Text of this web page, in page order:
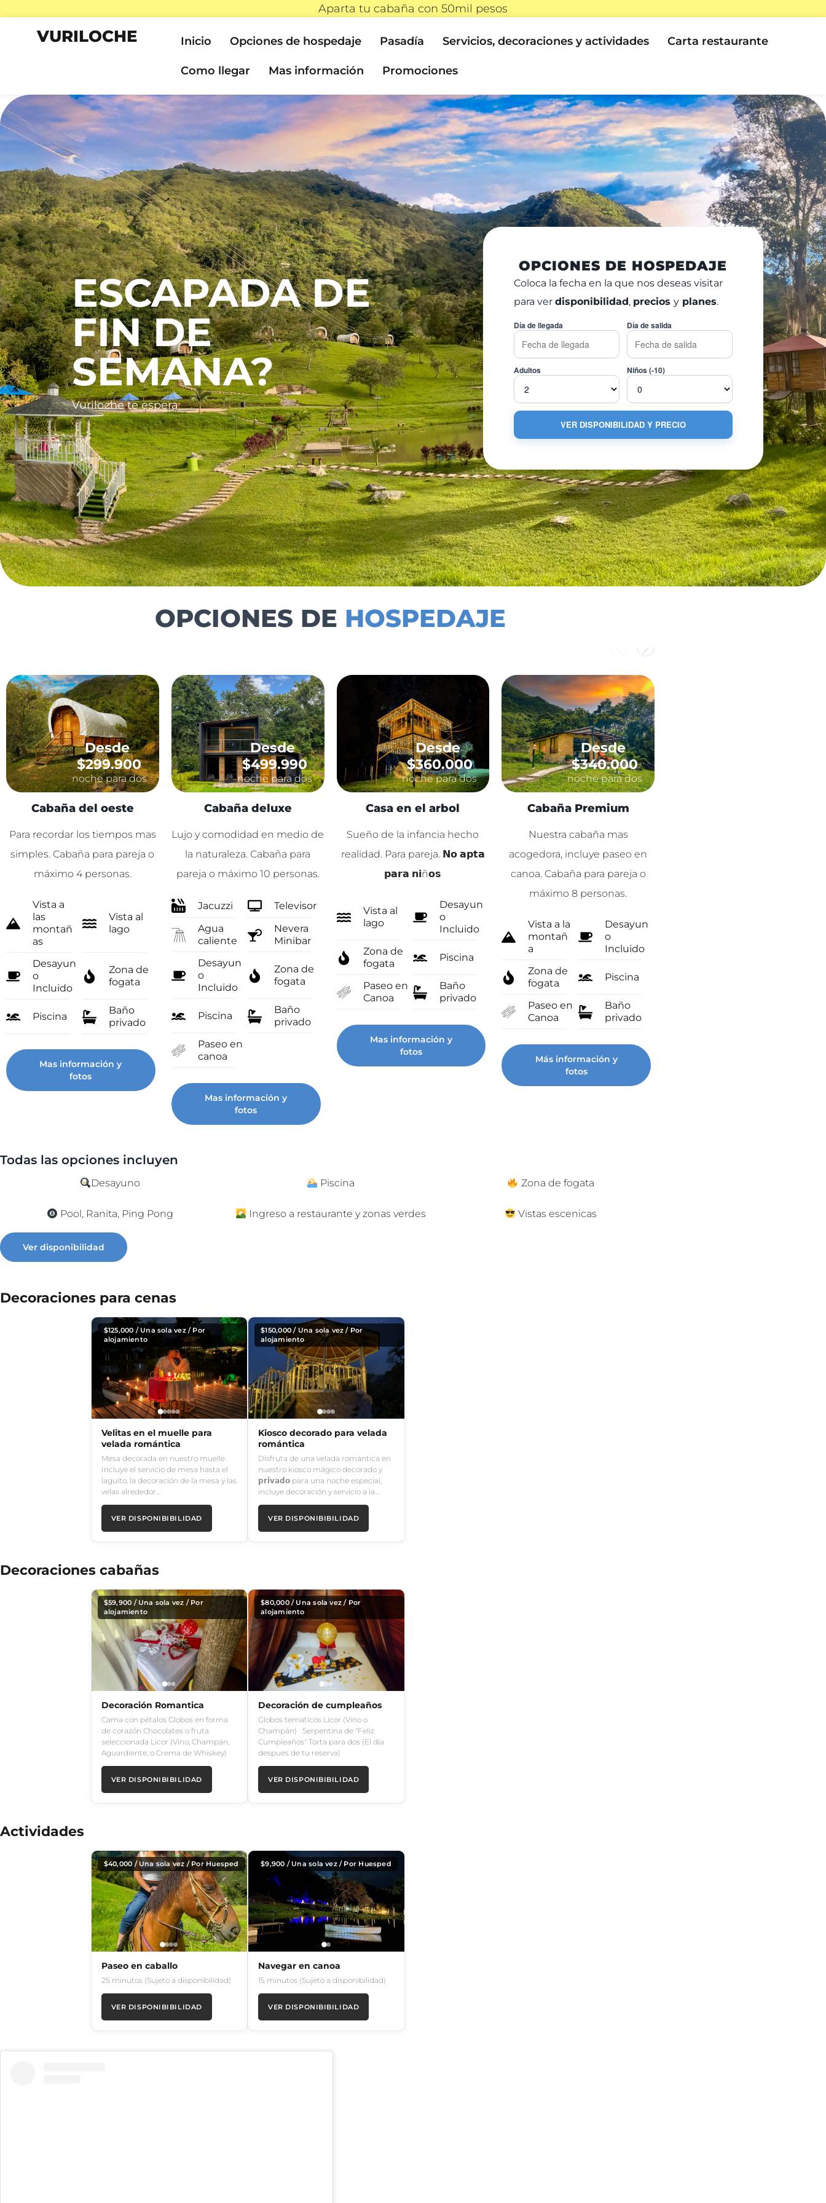
Aparta tu cabaña con 50mil pesos
VURILOCHE Inicio Opciones de hospedaje Pasadía Servicios, decoraciones y actividades Carta restaurante
Como llegar Mas información Promociones
ESCAPADA DE
FIN DE
SEMANA?
Vuriloche te espera
OPCIONES DE HOSPEDAJE
Coloca la fecha en la que nos deseas visitar
para ver disponibilidad, precios yplanes.
Día de llegada Día de salida
Adultos Niños (-10)
OPCIONES DE HOSPEDAJE
Desde
$299.900
noche para dos
Cabaña del oeste
Para recordar los tiempos mas
simples. Cabaña para pareja o
máximo 4 personas.
Vista a
las
montañ
as
Vista al
lago
Desayun
o
Incluido
Zona de
fogata
Piscina
Baño
privado
Mas información y
fotos
Desde
$499.990
noche para dos
Cabaña deluxe
Lujo y comodidad en medio de
la naturaleza. Cabaña para
pareja o máximo 10 personas.
Jacuzzi
Televisor
Agua
caliente
Nevera
Minibar
Desayun
o
Incluido
Zona de
fogata
Piscina
Baño
privado
Paseo en
canoa
Mas información y
fotos
Desde
$360.000
noche para dos
Casa en el arbol
Sueño de la infancia hecho
realidad. Para pareja. 𝗡𝗼 𝗮𝗽𝘁𝗮
𝗽𝗮𝗿𝗮 𝗻𝗶ñ𝗼𝘀
Vista al
lago
Desayun
o
Incluido
Zona de
fogata
Piscina
Paseo en
Canoa
Baño
privado
Mas información y
fotos
Desde
$340.000
noche para dos
Cabaña Premium
Nuestra cabaña mas
acogedora, incluye paseo en
canoa. Cabaña para pareja o
máximo 8 personas.
Vista a la
montañ
a
Desayun
o
Incluido
Zona de
fogata
Piscina
Paseo en
Canoa
Baño
privado
Más información y
fotos
Todas las opciones incluyen
Desayuno Piscina Zona de fogata
Pool, Ranita, Ping Pong Ingreso a restaurante y zonas verdes Vistas escenicas
Ver disponibilidad
Decoraciones para cenas
$125,000 / Una sola vez / Por
alojamiento
Velitas en el muelle para
velada romántica
Mesa decorada en nuestro muelle.
Incluye el servicio de mesa hasta el
laguito, la decoración de la mesa y las
velas alrededor…
VER DISPONIBIBILIDAD
$150,000/ Una sola vez / Por
alojamiento
Kiosco decorado para velada
romántica
Disfruta de una velada romántica en
nuestro kiosco mágico decorado y
𝗽𝗿𝗶𝘃𝗮𝗱𝗼 para una noche especial,
incluye decoración y servicio a la…
VER DISPONIBIBILIDAD
Decoraciones cabañas
$59,900 / Una sola vez / Por
alojamiento
Decoración Romantica
Cama con pétalos Globos en forma
de corazón Chocolates o fruta
seleccionada Licor (Vino, Champán,
Aguardiente, o Crema de Whiskey)
VER DISPONIBIBILIDAD
$80,000/ Una sola vez / Por
alojamiento
Decoración de cumpleaños
Globos tematicos Licor (Vino o
Champán) Serpentina de "Feliz
Cumpleaños" Torta para dos (El día
despues de tu reserva)
VER DISPONIBIBILIDAD
Actividades
$40,000 / Una sola vez / Por Huesped
Paseo en caballo
25 minutos (Sujeto a disponibilidad)
VER DISPONIBIBILIDAD
$9,900 / Una sola vez / Por Huesped
Navegar en canoa
15 minutos (Sujeto a disponibilidad)
VER DISPONIBIBILIDAD